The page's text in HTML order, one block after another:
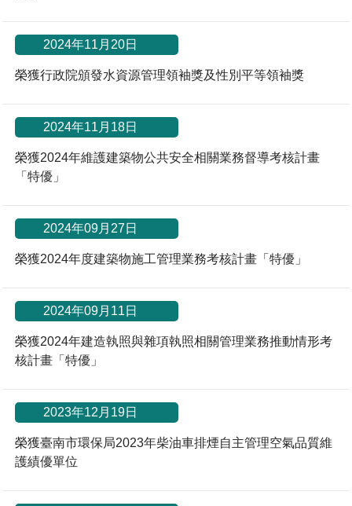
「沙崙生態科學園區生態保育協作平台」公開資訊
網站
電子公文交換
場地借用
2024年11月20日
榮獲行政院頒發水資源管理領袖獎及性別平等領袖獎
2024年11月18日
榮獲2024年維護建築物公共安全相關業務督導考核計畫
「特優」
2024年09月27日
榮獲2024年度建築物施工管理業務考核計畫「特優」
2024年09月11日
榮獲2024年建造執照與雜項執照相關管理業務推動情形考
核計畫「特優」
2023年12月19日
榮獲臺南市環保局2023年柴油車排煙自主管理空氣品質維
護績優單位